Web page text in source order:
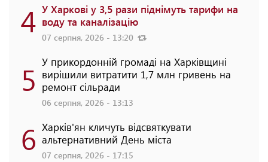
4 У Харкові у 3,5 рази піднімуть тарифи на
воду та каналізацію
07 серпня, 2026 - 13:20
5 У прикордонній громаді на Харківщині
вирішили витратити 1,7 млн гривень на
ремонт сільради
06 серпня, 2026 - 13:13
6 Харків'ян кличуть відсвяткувати
альтернативний День міста
07 серпня, 2026 - 17:15